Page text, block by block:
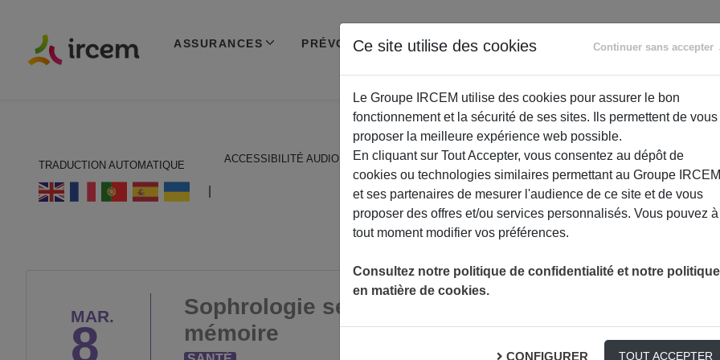
ASSURANCES PRÉVOYANCE RETRAITE
ACCOMPAGNEMENT
TRADUCTION AUTOMATIQUE
ACCESSIBILITÉ AUDIO
MAR.
8
Sophrologie séance 2 – Améliorer sa
mémoire
Ce site utilise des cookies Continuer sans accepter
Le Groupe IRCEM utilise des cookies pour assurer le bon
fonctionnement et la sécurité de ses sites. Ils permettent de vous
proposer la meilleure expérience web possible.
En cliquant sur Tout Accepter, vous consentez au dépôt de
cookies ou technologies similaires permettant au Groupe IRCEM
et ses partenaires de mesurer l'audience de ce site et de vous
proposer des offres et/ou services personnalisés. Vous pouvez à
tout moment modifier vos préférences.
Consultez notre politique de confidentialité et notre politique
en matière de cookies.
CONFIGURER TOUT ACCEPTER